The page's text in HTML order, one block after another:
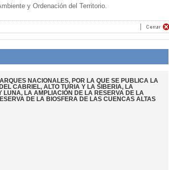
y Ordenación del Territorio.
NACIONALES, POR LA QUE SE PUBLICA LA
CABRIEL, ALTO TURIA Y LA SIBERIA, LA
LUNA, LA AMPLIACIÓN DE LA RESERVA DE LA
DE LA BIOSFERA DE LAS CUENCAS ALTAS